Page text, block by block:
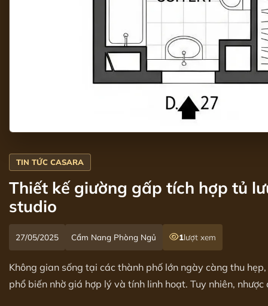
Thiết kế giường gấp tích hợp tủ
studio
27/05/2025 Cẩm Nang Phòng Ngủ 1lượt xem
Không gian sống tại các thành phố lớn ngày càng thu
phổ biến nhờ giá hợp lý và tính linh hoạt. Tuy nhiên, nhược